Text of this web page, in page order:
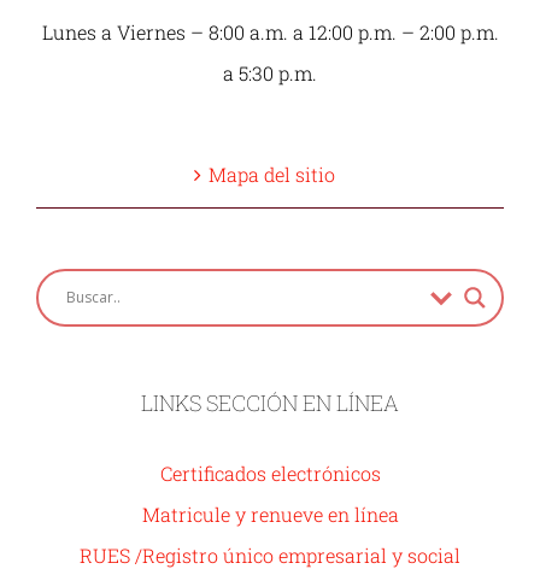
Lunes a Viernes – 8:00 a.m. a 12:00 p.m. – 2:00 p.m.
a 5:30 p.m.
Mapa del sitio
LINKS SECCIÓN EN LÍNEA
Certificados electrónicos
Matricule y renueve en línea
RUES /Registro único empresarial y social